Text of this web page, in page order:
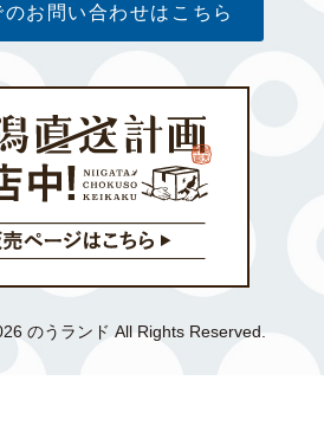
のお問い合わせはこちら
のうランド All Rights Reserved.